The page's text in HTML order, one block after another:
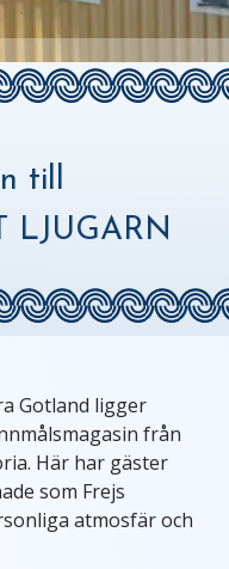
till
LJUGARN
Gotland ligger
från
Här har gäster
som Frejs
atmosfär och